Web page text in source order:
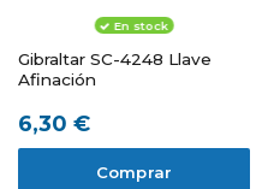
En stock
Gibraltar SC-4248 Llave
Afinación
6,30 €
Comprar